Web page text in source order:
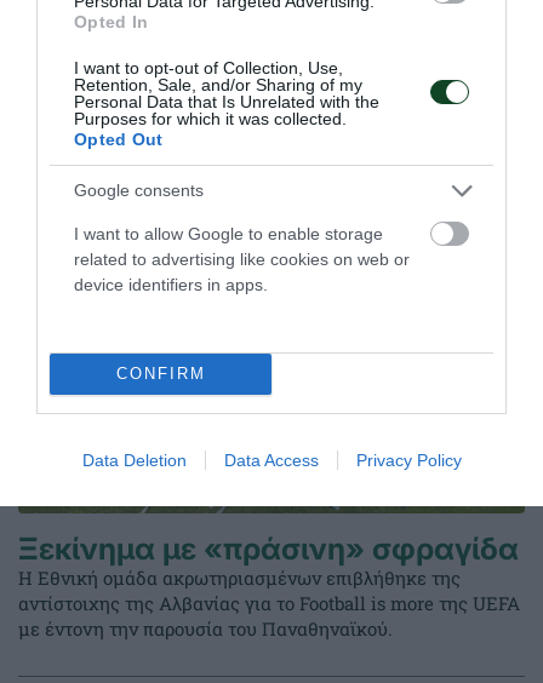
Opted In
I want to opt-out of Collection, Use,
Retention, Sale, and/or Sharing of my
Personal Data that Is Unrelated with the
Purposes for which it was collected.
Opted Out
Google consents
I want to allow Google to enable storage
related to advertising like cookies on web or
device identifiers in apps.
CONFIRM
Data Deletion Data Access Privacy Policy
21.07.2026 ΒΟΛΕΪ ΓΥΝΑΙΚΩΝ
ΤΕΛΕΥΤΑΙΑ ΝΕΑ
Ξεκίνημα με «πράσινη» σφραγίδα
Η Εθνική ομάδα ακρωτηριασμένων επιβλήθηκε της
αντίστοιχης της Αλβανίας για το Football is more της UEFA
με έντονη την παρουσία του Παναθηναϊκού.